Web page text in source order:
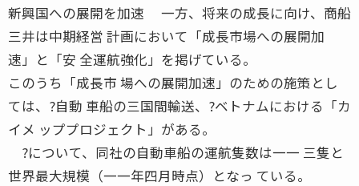
新興国への展開を加速 一方、将来の成長に向け、商船
三井は中期経営 計画において「成長市場への展開加
速」と「安 全運航強化」を掲げている。
このうち「成長市 場への展開加速」のための施策とし
ては、?自動 車船の三国間輸送、?ベトナムにおける「カ
イメ ッププロジェクト」がある。
?について、同社の自動車船の運航隻数は一一 三隻と
世界最大規模（一一年四月時点）となっ ている。